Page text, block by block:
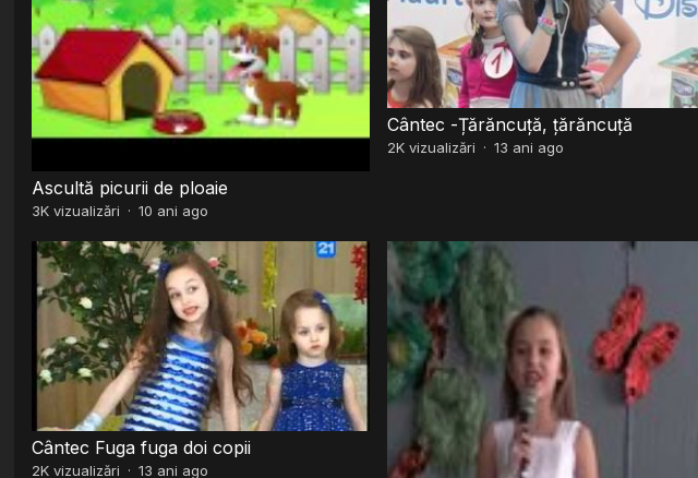
Ascultă picurii de ploaie
3K vizualizări · 10 ani ago
Cântec -Țărăncuță, țărăncuță
2Kvizualizări · 13 ani ago
Cântec Fuga fuga doi copii
2K vizualizări · 13 ani ago